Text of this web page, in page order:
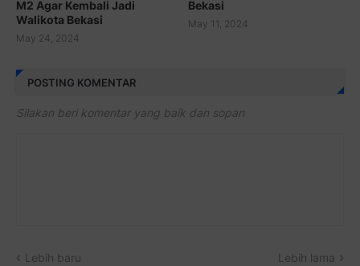
M2 Agar Kembali Jadi
Walikota Bekasi
May 24, 2024
Bekasi
May 11, 2024
POSTING KOMENTAR
Silakan beri komentar yang baik dan sopan
Lebih baru Lebih lama